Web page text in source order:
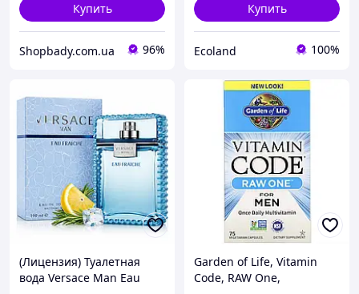
Купить
Shopbady.com.ua 96%
Купить
Ecoland 100%
(Лицензия) Туалетная
вода Versace Man Eau
Garden of Life, Vitamin
Code, RAW One,